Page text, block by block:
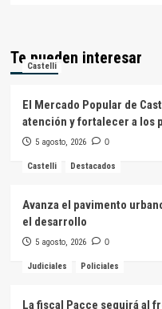
Te pueden interesar
Castelli
El Mercado Popular de
atención y fortalecer a los
5 agosto, 2026 0
Castelli Destacados
Avanza el pavimento
el desarrollo
5 agosto, 2026 0
Judiciales Policiales
La fiscal Pacce seguirá al